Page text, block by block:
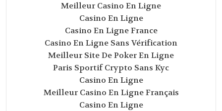
Meilleur Casino En Ligne
Casino En Ligne
Casino En Ligne France
Casino En Ligne Sans Vérification
Meilleur Site De Poker En Ligne
Paris Sportif Crypto Sans Kyc
Casino En Ligne
Meilleur Casino En Ligne Français
Casino En Ligne